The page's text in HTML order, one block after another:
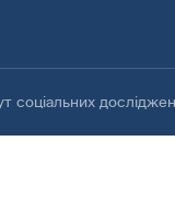
соціальних